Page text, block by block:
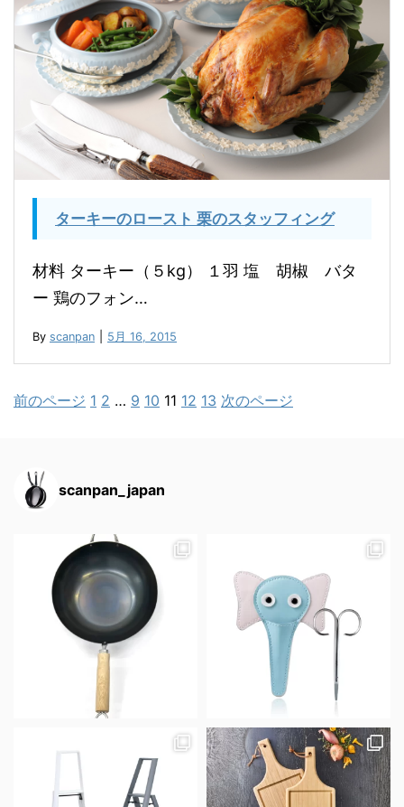
ターキーのロースト 栗のスタッフィング
材料 ターキー（５kg） １羽 塩 胡椒 バタ
ー 鶏のフォン…
By scanpan 5月 16, 2015
前のページ 1 2 … 9 10 11 12 13 次のページ
scanpan_japan